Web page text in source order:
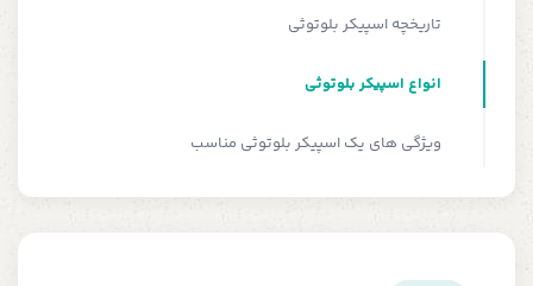
تاریخچه اسپیکر بلوتوثی
انواع اسپیکر بلوتوثی
ویژگی های یک اسپیکر بلوتوثی مناسب